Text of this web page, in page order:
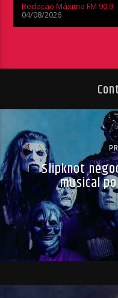
Redação Máxima FM 90,9
04/08/2026
Slipknot
musical